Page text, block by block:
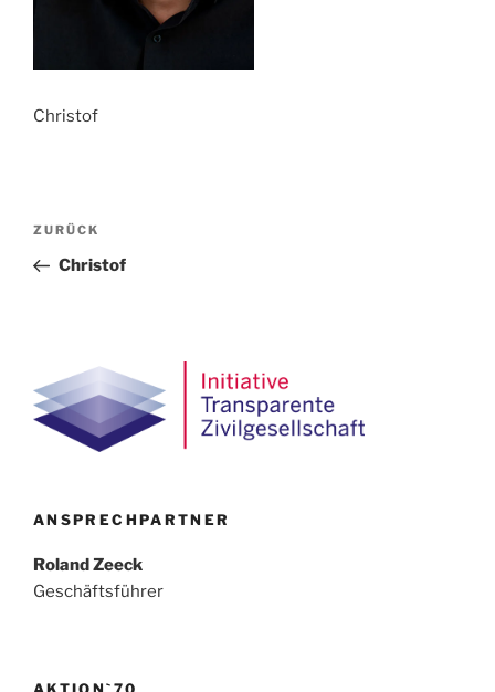
Christof
Beitragsnavigation
Vorheriger
Beitrag
ZURÜCK
Christof
ANSPRECHPARTNER
Roland Zeeck
Geschäftsführer